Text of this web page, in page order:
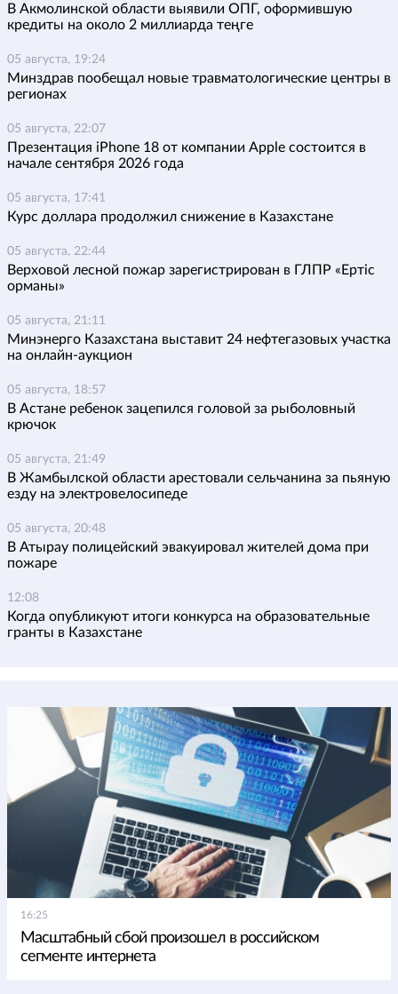
В Акмолинской области выявили ОПГ, оформившую
кредиты на около 2 миллиарда теңге
05 августа, 19:24
Минздрав пообещал новые травматологические центры в
регионах
05 августа, 22:07
Презентация iPhone 18 от компании Apple состоится в
начале сентября 2026 года
05 августа, 17:41
Курс доллара продолжил снижение в Казахстане
05 августа, 22:44
Верховой лесной пожар зарегистрирован в ГЛПР «Ертіс
орманы»
05 августа, 21:11
Минэнерго Казахстана выставит 24 нефтегазовых участка
на онлайн-аукцион
05 августа, 18:57
В Астане ребенок зацепился головой за рыболовный
крючок
05 августа, 21:49
В Жамбылской области арестовали сельчанина за пьяную
езду на электровелосипеде
05 августа, 20:48
В Атырау полицейский эвакуировал жителей дома при
пожаре
12:08
Когда опубликуют итоги конкурса на образовательные
гранты в Казахстане
16:25
Масштабный сбой произошел в российском
сегменте интернета